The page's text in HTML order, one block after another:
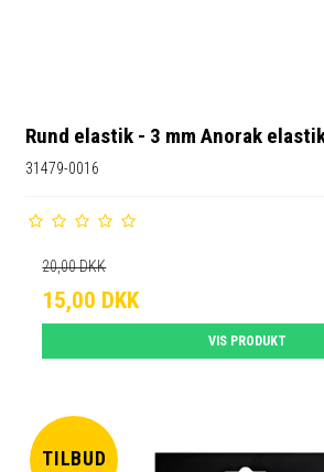
Rund elastik - 3 mm Anorak
31479-0016
20,00 DKK
15,00 DKK
VIS PRODUKT
TILBUD